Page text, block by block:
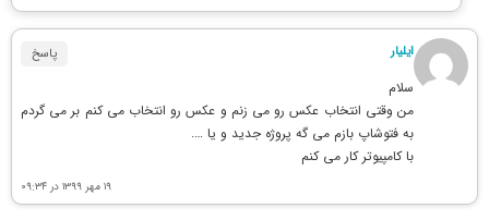
ایلیار پاسخ
سلام
من وقتی انتخاب عکس رو می زنم و عکس رو انتخاب می کنم بر می گردم
به فتوشاپ بازم می گه پروژه جدید و یا ….
با کامپیوتر کار می کنم
۱۹ مهر ۱۳۹۹ در ۰۹:۳۴